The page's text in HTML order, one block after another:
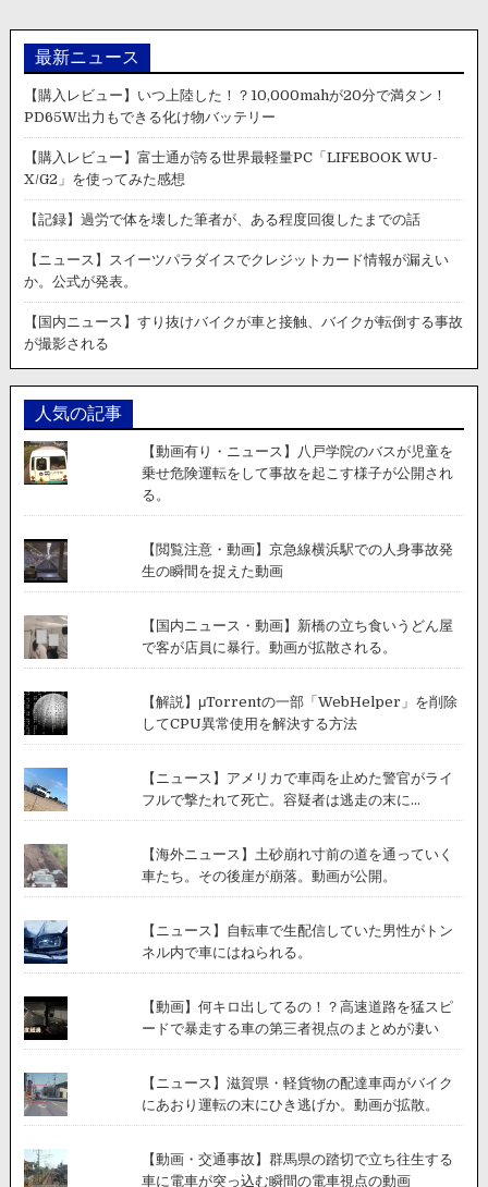
世
大
戦
各
国
苦
し
め
た
メ
リ
兵
ロ
ー
ニ
BAR」
の
実
射
撃
動
が
恐
し
い
最新ニュース
【購入レビュー】いつ上陸した！？10,000mahが20分で満タン！
PD65W出力もできる化け物バッテリー
【購入レビュー】富士通が誇る世界最軽量PC「LIFEBOOK WU-
X/G2」を使ってみた感想
【記録】過労で体を壊した筆者が、ある程度回復したまでの話
【ニュース】スイーツパラダイスでクレジットカード情報が漏えい
か。公式が発表。
【国内ニュース】すり抜けバイクが車と接触、バイクが転倒する事故
が撮影される
人気の記事
【動画有り・ニュース】八戸学院のバスが児童を
乗せ危険運転をして事故を起こす様子が公開され
る。
【閲覧注意・動画】京急線横浜駅での人身事故発
生の瞬間を捉えた動画
【国内ニュース・動画】新橋の立ち食いうどん屋
で客が店員に暴行。動画が拡散される。
【解説】μTorrentの一部「WebHelper」を削除
してCPU異常使用を解決する方法
【ニュース】アメリカで車両を止めた警官がライ
フルで撃たれて死亡。容疑者は逃走の末に...
【海外ニュース】土砂崩れ寸前の道を通っていく
車たち。その後崖が崩落。動画が公開。
【ニュース】自転車で生配信していた男性がトン
ネル内で車にはねられる。
【動画】何キロ出してるの！？高速道路を猛スピ
ードで暴走する車の第三者視点のまとめが凄い
【ニュース】滋賀県・軽貨物の配達車両がバイク
にあおり運転の末にひき逃げか。動画が拡散。
【動画・交通事故】群馬県の踏切で立ち往生する
車に電車が突っ込む瞬間の電車視点の動画